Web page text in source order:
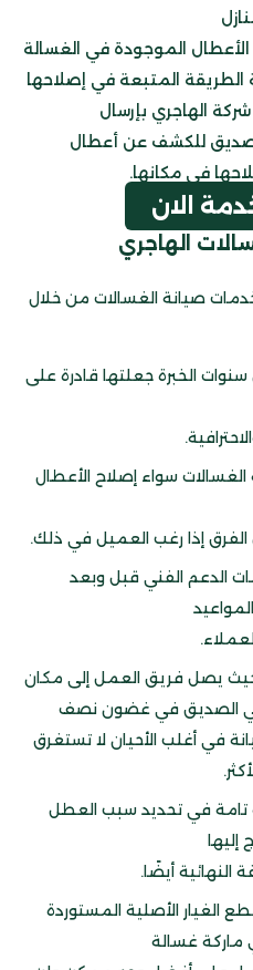
الموجودة في الغسالة
المتبعة في إصلاحها
الهاجري بإرسال
للكشف عن أعطال
في مكانها.
الان
الهاجري
صيانة الغسالات من خلال
الخبرة جعلتها قادرة على
سواء إصلاح الأعطال
الفرق إذا رغب العميل في ذلك.
الدعم الفني قبل وبعد
حيث يصل فريق العمل إلى مكان
في الصديق في غضون نصف
في أغلب الأحيان لا تستغرق
في تحديد سبب العطل
إليها
النهائية أيضًا.
الغيار الأصلية المستوردة
ماركة غسالة